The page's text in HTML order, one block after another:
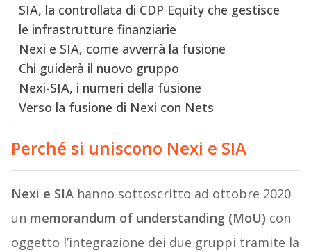
SIA, la controllata di CDP Equity che gestisce
le infrastrutture finanziarie
Nexi e SIA, come avverrà la fusione
Chi guiderà il nuovo gruppo
Nexi-SIA, i numeri della fusione
Verso la fusione di Nexi con Nets
Perché si uniscono Nexi e SIA
Nexi e SIAhanno sottoscritto ad ottobre 2020
un memorandum of understanding (MoU) con
oggetto l’integrazione dei due gruppi tramite la